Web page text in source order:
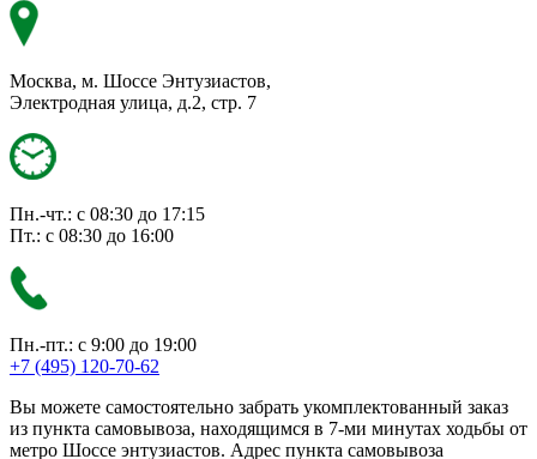
Москва, м. Шоссе Энтузиастов,
Электродная улица, д.2, стр. 7
Пн.-чт.: с 08:30 до 17:15
Пт.: с 08:30 до 16:00
Пн.-пт.: с 9:00 до 19:00
+7 (495) 120-70-62
Вы можете самостоятельно забрать укомплектованный заказ
из пункта самовывоза, находящимся в 7-ми минутах ходьбы от
метро Шоссе энтузиастов. Адрес пункта самовывоза